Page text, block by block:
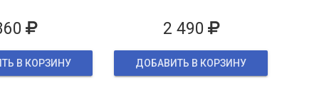
В КОРЗИНУ
2 490
ДОБАВИТЬ В КОРЗИНУ